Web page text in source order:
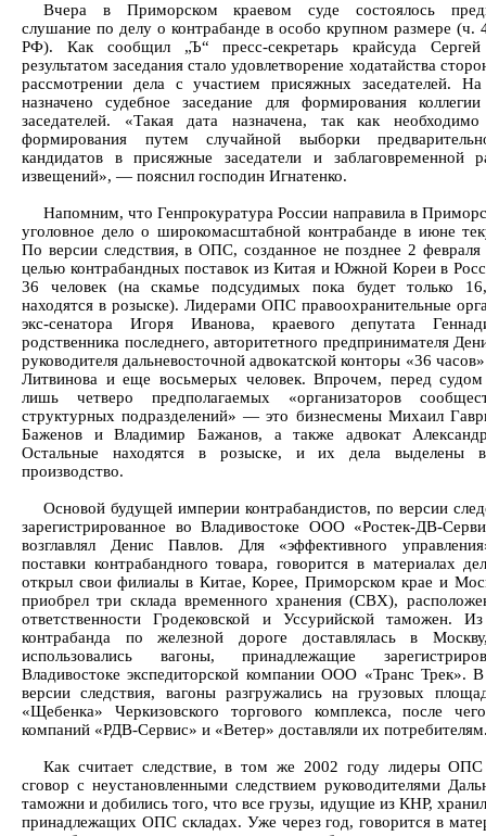
Вчера в Приморском краевом суде состоялось
слушание по делу о контрабанде в особо крупном размере (ч.
РФ). Как сообщил „Ъ“ пресс-секретарь крайсуда Сергей
результатом заседания стало удовлетворение ходатайства
рассмотрении дела с участием присяжных заседателей.
назначено судебное заседание для формирования
заседателей. «Такая дата назначена, так как
формирования путем случайной выборки
кандидатов в присяжные заседатели и заблаговременной
извещений», — пояснил господин Игнатенко.
Напомним, что Генпрокуратура России направила в
уголовное дело о широкомасштабной контрабанде в июне
По версии следствия, в ОПС, созданное не позднее 2 февраля
целью контрабандных поставок из Китая и Южной Кореи в
36 человек (на скамье подсудимых пока будет только
находятся в розыске). Лидерами ОПС правоохранительные
экс-сенатора Игоря Иванова, краевого депутата
родственника последнего, авторитетного предпринимателя
руководителя дальневосточной адвокатской конторы «36
Литвинова и еще восьмерых человек. Впрочем, перед судом
лишь четверо предполагаемых «организаторов
структурных подразделений» — это бизнесмены Михаил
Баженов и Владимир Бажанов, а также адвокат
Остальные находятся в розыске, и их дела выделены в
производство.
Основой будущей империи контрабандистов, по версии
зарегистрированное во Владивостоке ООО «Ростек-ДВ-
возглавлял Денис Павлов. Для «эффективного
поставки контрабандного товара, говорится в материалах
открыл свои филиалы в Китае, Корее, Приморском крае и
приобрел три склада временного хранения (СВХ),
ответственности Гродековской и Уссурийской таможен.
контрабанда по железной дороге доставлялась в
использовались вагоны, принадлежащие
Владивостоке экспедиторской компании ООО «Транс Трек».
версии следствия, вагоны разгружались на грузовых
«Щебенка» Черкизовского торгового комплекса, после
компаний «РДВ-Сервис» и «Ветер» доставляли их
Как считает следствие, в том же 2002 году лидеры ОПС
сговор с неустановленными следствием руководителями
таможни и добились того, что все грузы, идущие из КНР,
принадлежащих ОПС складах. Уже через год, говорится в